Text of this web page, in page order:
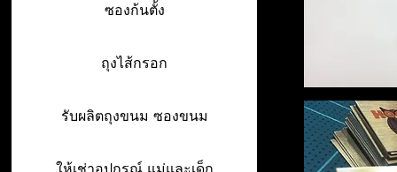
ซองก้นตั้ง
ถุงไส้กรอก
รับผลิตถุงขนม ซองขนม